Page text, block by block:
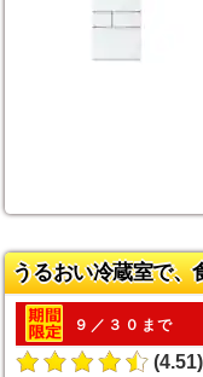
うるおい冷蔵室で、
９／３０まで
(4.51)